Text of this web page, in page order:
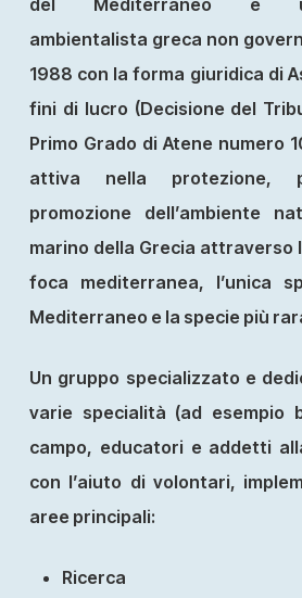
ambientalista greca non
1988 con la forma giuridica di
fini di lucro (Decisione del
Primo Grado di Atene numero
attiva nella protezione,
promozione dell’ambiente
marino della Grecia attraverso
foca mediterranea, l’unica
Mediterraneo e la specie più
Un gruppo specializzato e
varie specialità (ad esempio
campo, educatori e addetti
con l’aiuto di volontari,
aree principali:
Ricerca